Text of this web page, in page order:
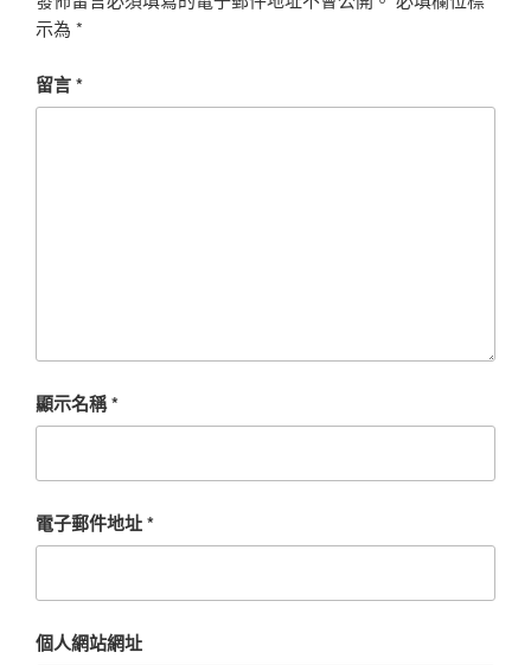
示為 *
留言*
顯示名稱*
電子郵件地址*
個人網站網址